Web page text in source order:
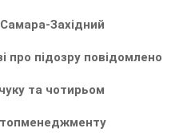
Західний
про підозру повідомлено
та чотирьом